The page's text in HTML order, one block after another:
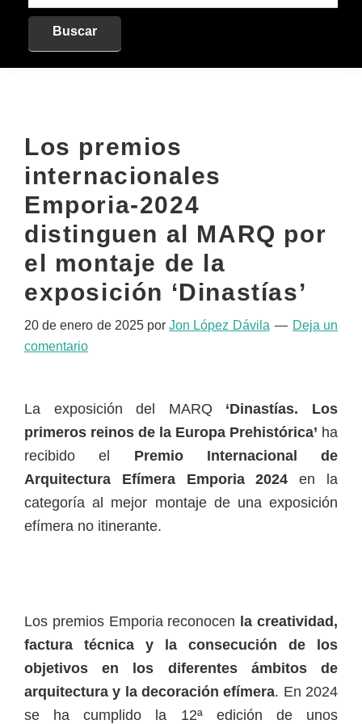
web
Los premios
internacionales
Emporia-2024
distinguen al MARQ por
el montaje de la
exposición ‘Dinastías’
20 de enero de 2025porJon López Dávila
Deja un
comentario
La exposición del MARQ ‘Dinastías. Los
primeros reinos de la Europa Prehistórica’ ha
recibido el Premio Internacional de
Arquitectura Efímera Emporia 2024 en la
categoría al mejor montaje de una exposición
efímera no itinerante.
Los premios Emporia reconocen la creatividad,
factura técnica y la consecución de los
objetivos en los diferentes ámbitos de
arquitectura y la decoración efímera. En 2024
se ha cumplido la 12ª edición de unos